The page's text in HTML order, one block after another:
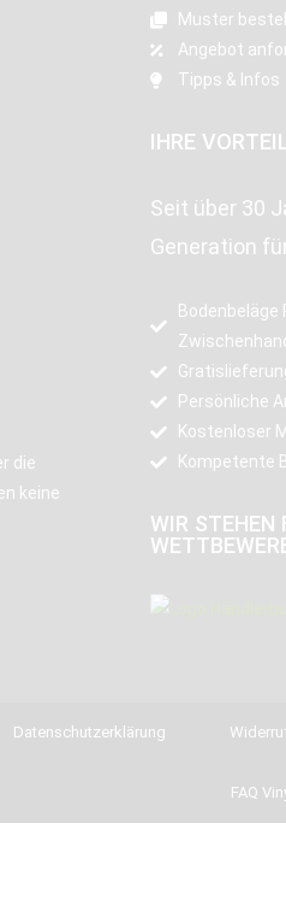
die
keine
Muster
Angebot
Tipps & Infos
IHRE
Seit über 30
Generation
Bodenbeläge
Persönliche
Kostenloser
Kompetente
WIR STEHEN
Datenschutzerklärung
FAQ